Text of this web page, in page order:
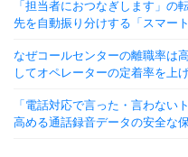
「担当者におつなぎします」の
先を自動振り分けする「スマー
なぜコールセンターの離職率は
してオペレーターの定着率を上
「電話対応で言った・言わない
高める通話録音データの安全な